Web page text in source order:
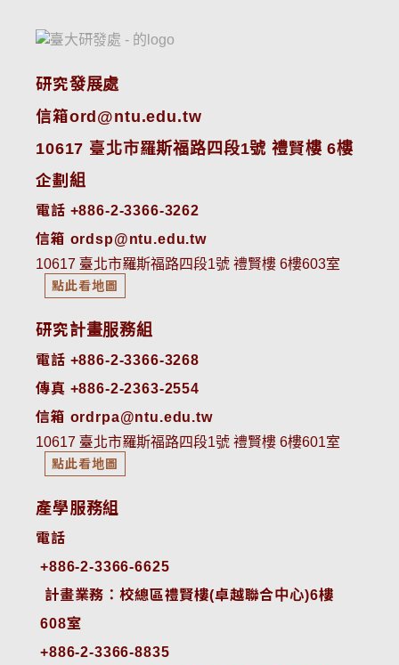
研究發展處
信箱ord@ntu.edu.tw
10617 臺北市羅斯福路四段1號 禮賢樓 6樓
企劃組
電話 +886-2-3366-3262
信箱 ordsp@ntu.edu.tw
10617 臺北市羅斯福路四段1號 禮賢樓 6樓603室
點此看地圖
研究計畫服務組
電話 +886-2-3366-3268
傳真 +886-2-2363-2554
信箱 ordrpa@ntu.edu.tw
10617 臺北市羅斯福路四段1號 禮賢樓 6樓601室
點此看地圖
產學服務組
電話
+886-2-3366-6625
計畫業務：校總區禮賢樓(卓越聯合中心)6樓
608室
+886-2-3366-8835